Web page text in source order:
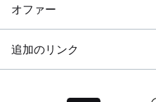
オファー
追加のリンク